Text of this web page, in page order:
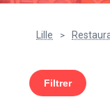
Lille >
Filtrer